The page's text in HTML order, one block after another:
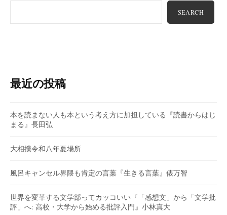
SEARCH
最近の投稿
本を読まない人も本という考え方に加担している『読書からはじ
まる』長田弘
大相撲令和八年夏場所
風呂キャンセル界隈も肯定の言葉『生きる言葉』俵万智
世界を変革する文学部ってカッコいい『「感想文」から「文学批
評」へ: 高校・大学から始める批評入門』小林真大